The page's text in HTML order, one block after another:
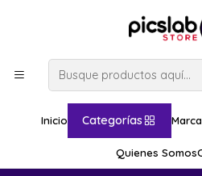
Inicio Categorías
Quienes Somos